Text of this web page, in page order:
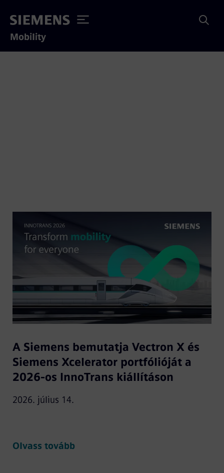
Mobility
A Siemens bemutatja Vectron X és
Siemens Xcelerator portfólióját a
2026-os InnoTrans kiállításon
2026. július 14.
Olvass tovább